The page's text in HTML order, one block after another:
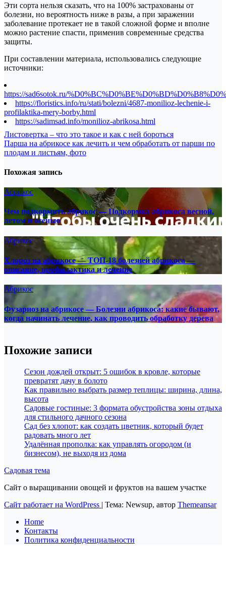
Эти сорта нельзя сказать, что на 100% застрахованы от
болезни, но вероятность ниже в разы, а при заражении
заболевание протекает не в такой сложной форме и вполне
можно растение спасти, применив современные средства
защиты.
При составлении материала, использовались следующие
источники:
https://sad6sotok.ru/
https://floristics.info/ru/stati/bolezni/4687-monilioz-lechenie-i-
profilaktika-mery-borby.html
https://sadimsad.info/monilioz-abrikosa.html
Навигация
по
Листовертка – что это такое и как с ней бороться
Парша на абрикосе как лечить и чем обработать от парши по
плодам и листьям, фото
Похожая запись
Абрикос
Чем подкормить абрикос — Подкормка абрикоса весной,
летом и осенью
Абрикос
Хлороз на абрикосе — ТОП-18 болезней абрикоса —
описание, профилактика и лечение
Абрикос
Фузариоз на абрикосе — Болезни абрикоса: какие бывают,
когда начинать лечение, как проводить обработку дерева
Похожие записи
Сезон дождей открыт: 5 ошибок в кровле, которые
превратят дачу в болото
Как правильно выбрать размер теплицы: ширина, длина,
высота
Садовые гостиные: 3 формата обустройства зоны отдыха
для стильного дачного сезона
Сад без хлопот: как создать цветник, который будет
радовать много лет
Удалённая прополка: как управлять огородом (и
бизнесом), не выходя из дома
Садовая тема
Сайт о выращивании овощей и фруктов на вашем участке
Сайт работает на WordPress | Тема: Newsup, автор Themeansar
Home
Контакты
Политика конфиденциальности